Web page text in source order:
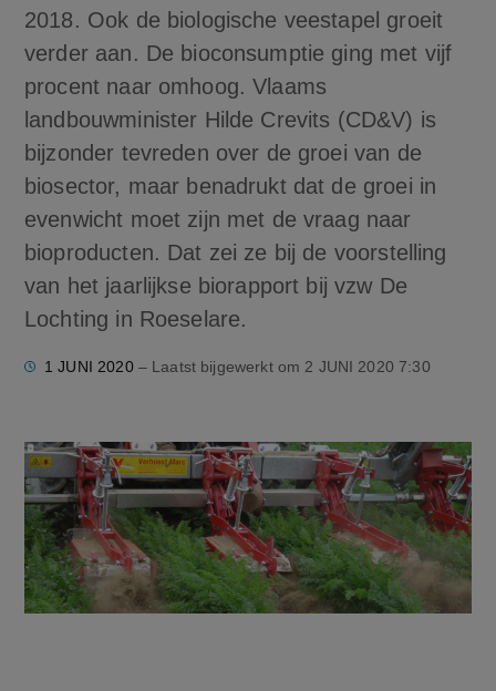
2018. Ook de biologische veestapel groeit
verder aan. De bioconsumptie ging met vijf
procent naar omhoog. Vlaams
landbouwminister Hilde Crevits (CD&V) is
bijzonder tevreden over de groei van de
biosector, maar benadrukt dat de groei in
evenwicht moet zijn met de vraag naar
bioproducten. Dat zei ze bij de voorstelling
van het jaarlijkse biorapport bij vzw De
Lochting in Roeselare.
1 JUNI 2020– Laatst bijgewerkt om 2 JUNI 2020 7:30